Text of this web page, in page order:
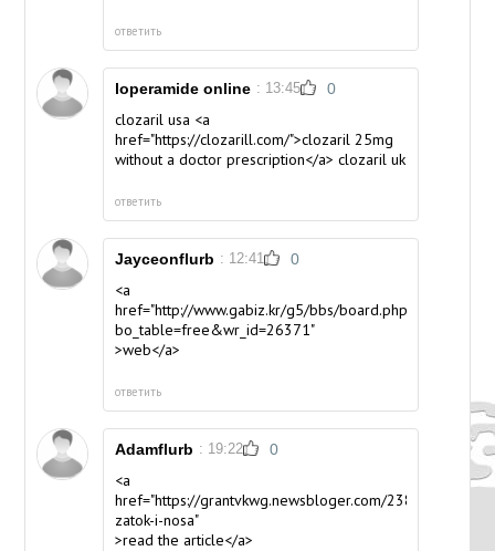
ответить
loperamide online : 13:45 0
clozaril usa <a
href="https://clozarill.com/">clozaril 25mg
without a doctor prescription</a> clozaril uk
ответить
Jayceonflurb : 12:41 0
<a
href="http://www.gabiz.kr/g5/bbs/board.php?
bo_table=free&wr_id=26371"
>web</a>
ответить
Adamflurb : 19:22 0
<a
href="https://grantvkwg.newsbloger.com/23811103/
zatok-i-nosa"
>read the article</a>